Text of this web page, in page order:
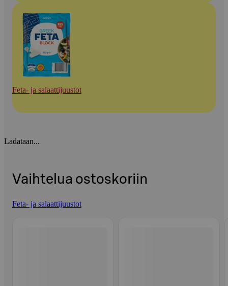
Feta- ja salaattijuustot
Ladataan...
Vaihtelua ostoskoriin
Feta- ja salaattijuustot